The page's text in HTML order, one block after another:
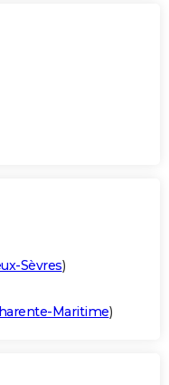
Sèvres)
Maritime)